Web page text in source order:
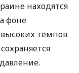
находятся
фоне
темпов